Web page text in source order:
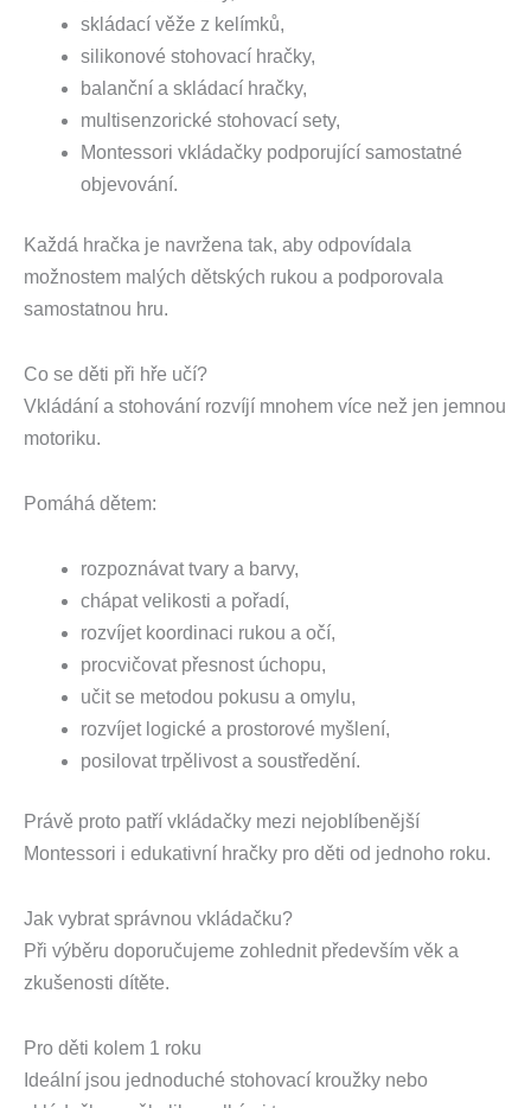
skládací věže z kelímků,
silikonové stohovací hračky,
balanční a skládací hračky,
multisenzorické stohovací sety,
Montessori vkládačky podporující samostatné
objevování.
Každá hračka je navržena tak, aby odpovídala
možnostem malých dětských rukou a podporovala
samostatnou hru.
Co se děti při hře učí?
Vkládání a stohování rozvíjí mnohem více než jen jemnou
motoriku.
Pomáhá dětem:
rozpoznávat tvary a barvy,
chápat velikosti a pořadí,
rozvíjet koordinaci rukou a očí,
procvičovat přesnost úchopu,
učit se metodou pokusu a omylu,
rozvíjet logické a prostorové myšlení,
posilovat trpělivost a soustředění.
Právě proto patří vkládačky mezi nejoblíbenější
Montessori i edukativní hračky pro děti od jednoho roku.
Jak vybrat správnou vkládačku?
Při výběru doporučujeme zohlednit především věk a
zkušenosti dítěte.
Pro děti kolem 1 roku
Ideální jsou jednoduché stohovací kroužky nebo